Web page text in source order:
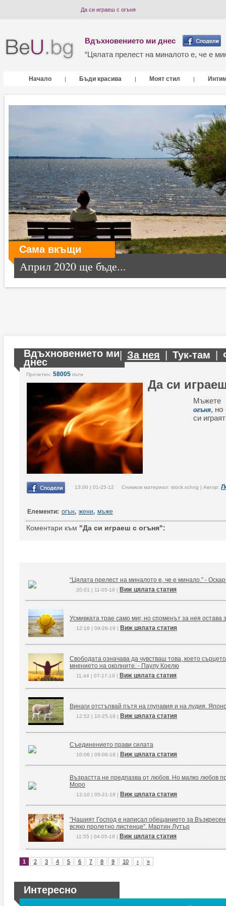
Да си играеш с огъня
Вдъхновението ми днес
“Цялата прелест на миналото е, че е
Начало | Бъди красива | Моят стил |
Сама вкъщи
Април 2020 ще бъде...
Вдъхновението ми
днес
За нея Тук-там
Прочетен: 58005 пъти
Да си
Мъжете
огъня, но
си
13:00 | 01-25-12 Снимков материал: stock.xchng | Автор:
Елементи: огън, жени, мъже
Коментари към "Да си играеш с огъня":
“Цялата прелест на миналото е, че е минало.” -
20:01 | 11-05-19 | Виж цялата статия
Усмивката трае само миг, но споменът за нея остава
12:18 | 09-26-19 | Виж цялата статия
Свободата означава да чувстваш това, което
мнението на околните. - Паулу Коелю
11:44 | 07-17-19 | Виж цялата статия
Винаги отстъпвай пътя на глупавия и на лудия.
12:52 | 10-25-18 | Виж цялата статия
Съединението прави силата
10:08 | 09-06-18 | Виж цялата статия
Възрастта не предпазва от любов. Но малко любов
Моро
12:10 | 05-21-18 | Виж цялата статия
"Нашият Господ е написал обещанието за
всяко пролетно листенце". Мартин Лутър
11:55 | 04-05-18 | Виж цялата статия
1 2 3 4 5 6 7 8 9 10 › »
Интересно